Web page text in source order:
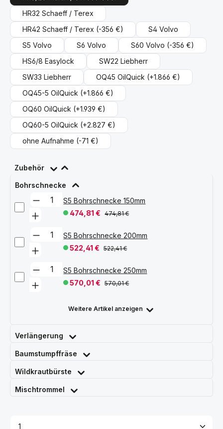
HR32 Schaeff / Terex
HR42 Schaeff / Terex (-356 €)
S4 Volvo
S5 Volvo
S6 Volvo S60 Volvo (-356 €)
HS6/8 Easylock
SW22 Liebherr
SW33 Liebherr
OQ45 OilQuick (+1.866 €)
OQ45-5 OilQuick (+1.866 €)
OQ60 OilQuick (+1.939 €)
OQ60-5 OilQuick (+2.827 €)
ohne Aufnahme (-71 €)
Zubehör
Bohrschnecke
S5 Bohrschnecke 150mm
474,81 €
474,81 €
S5 Bohrschnecke 200mm
522,41 €
522,41 €
S5 Bohrschnecke 250mm
570,01 €
570,01 €
Weitere Artikel anzeigen
Verlängerung
Baumstumpffräse
Wildkrautbürste
Mischtrommel
Produkt Anzahl: Gib den gewünschten Wert ein